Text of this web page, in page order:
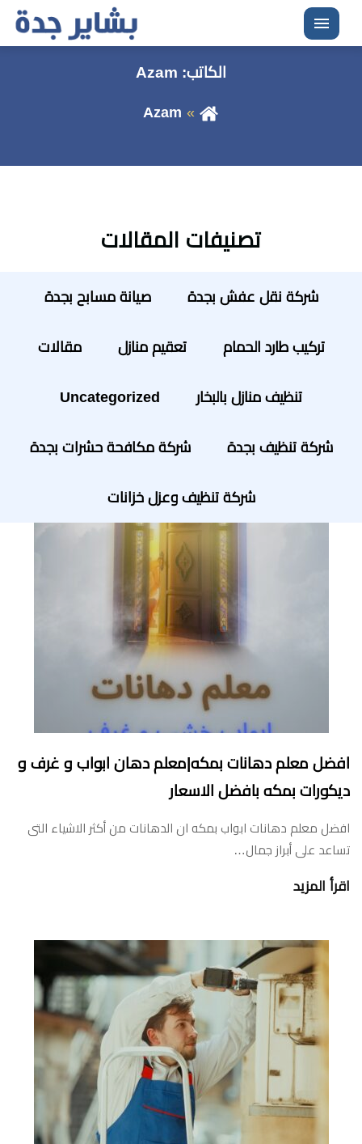
القائمة
الكاتب: Azam
Azam
تصنيفات المقالات
شركة نقل عفش بجدة صيانة مسابح بجدة
تركيب طارد الحمام تعقيم منازل مقالات
تنظيف منازل بالبخار Uncategorized
شركة تنظيف بجدة شركة مكافحة حشرات بجدة
شركة تنظيف وعزل خزانات
افضل معلم دهانات بمكه|معلم دهان ابواب و غرف و
ديكورات بمكه بافضل الاسعار
افضل معلم دهانات ابواب بمكه ان الدهانات من أكثر الاشياء التى
تساعد على أبراز جمال…
اقرأ المزيد